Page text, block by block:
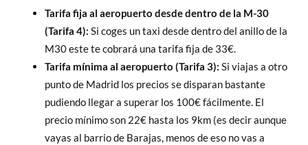
Tarifa fija al aeropuerto desde dentro de la M-30
(Tarifa 4): Si coges un taxi desde dentro del anillo de la
M30 este te cobrará una tarifa fija de 33€.
Tarifa mínima al aeropuerto (Tarifa 3): Si viajas a otro
punto de Madrid los precios se disparan bastante
pudiendo llegar a superar los 100€ fácilmente. El
precio mínimo son 22€ hasta los 9km (es decir aunque
vayas al barrio de Barajas, menos de eso no vas a